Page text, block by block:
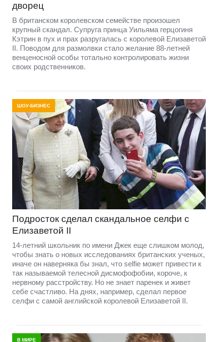
дворец
В британском королевском семействе произошел
крупный скандал. Супруга принца Уильяма герцогиня
Кэтрин в пух и прах разругалась с королевой Елизаветой
II. Поводом для размолвки стало желание 88-летней
венценосной особы тотально контролировать жизни
своих родственников.
ШОУ-БИЗНЕС
Подросток сделал скандальное селфи с
Елизаветой II
14-летний школьник по имени Джек еще слишком молод,
чтобы знать о новых исследованиях британских ученых,
иначе он наверняка бы знал, что selfie может привести к
так называемой телесной дисмофофобии, короче, к
нервному расстройству. Но не знает паренек и живет
себе счастливо. На днях, например, сделал первое
селфи с самой английской королевой Елизаветой II.
В МИРЕ